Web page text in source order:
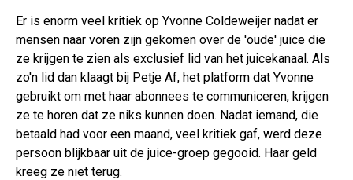
Er is enorm veel kritiek op Yvonne Coldeweijer nadat er
mensen naar voren zijn gekomen over de 'oude' juice die
ze krijgen te zien als exclusief lid van het juicekanaal. Als
zo'n lid dan klaagt bij Petje Af, het platform dat Yvonne
gebruikt om met haar abonnees te communiceren, krijgen
ze te horen dat ze niks kunnen doen. Nadat iemand, die
betaald had voor een maand, veel kritiek gaf, werd deze
persoon blijkbaar uit de juice-groep gegooid. Haar geld
kreeg ze niet terug.